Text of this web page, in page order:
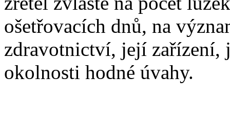
ošetřovacích dnů, na
zdravotnictví, její zařízení,
okolnosti hodné úvahy.